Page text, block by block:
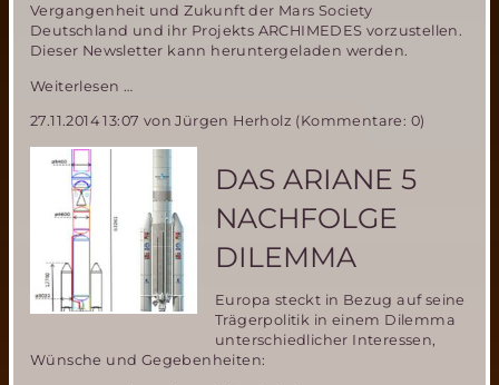
Vergangenheit und Zukunft der Mars Society
Deutschland und ihr Projekts ARCHIMEDES vorzustellen.
Dieser Newsletter kann heruntergeladen werden.
Weiterlesen …
Aussichten-
16
Mars
Society
Deutschland
mit
ihrem
Projekt
ARCHIMEDES
27.11.2014 13:07 von Jürgen Herholz (Kommentare: 0)
DAS ARIANE 5
NACHFOLGE
DILEMMA
Europa steckt in Bezug auf seine
Trägerpolitik in einem Dilemma
unterschiedlicher Interessen,
Wünsche und Gegebenheiten: